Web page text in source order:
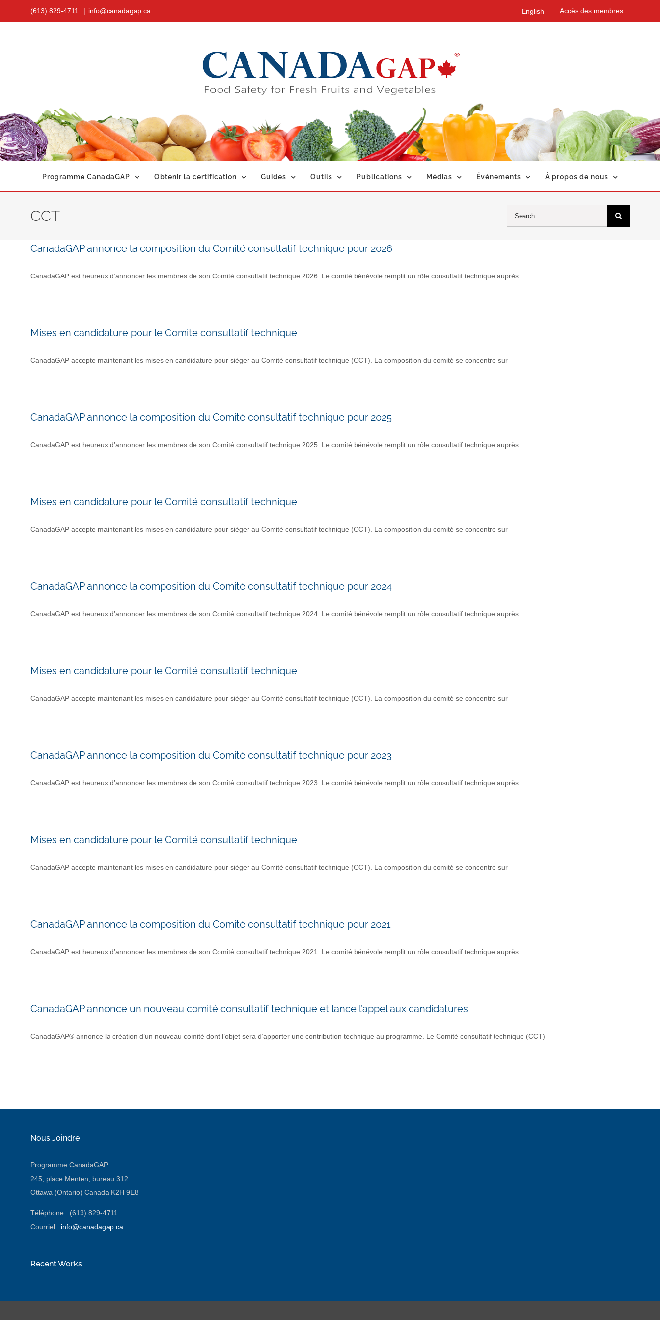
to
(613) 829-4711 | info@canadagap.ca English Accès des membres
Programme CanadaGAP Obtenir la certification Guides Outils Publications Médias Évènements À propos de nous
CCT
for:
CanadaGAP annonce la composition du Comité consultatif technique pour 2026
CanadaGAP est heureux d’annoncer les membres de son Comité consultatif technique 2026. Le comité bénévole remplit un rôle consultatif technique auprès
Mises en candidature pour le Comité consultatif technique
CanadaGAP accepte maintenant les mises en candidature pour siéger au Comité consultatif technique (CCT). La composition du comité se concentre sur
CanadaGAP annonce la composition du Comité consultatif technique pour 2025
CanadaGAP est heureux d’annoncer les membres de son Comité consultatif technique 2025. Le comité bénévole remplit un rôle consultatif technique auprès
Mises en candidature pour le Comité consultatif technique
CanadaGAP accepte maintenant les mises en candidature pour siéger au Comité consultatif technique (CCT). La composition du comité se concentre sur
CanadaGAP annonce la composition du Comité consultatif technique pour 2024
CanadaGAP est heureux d’annoncer les membres de son Comité consultatif technique 2024. Le comité bénévole remplit un rôle consultatif technique auprès
Mises en candidature pour le Comité consultatif technique
CanadaGAP accepte maintenant les mises en candidature pour siéger au Comité consultatif technique (CCT). La composition du comité se concentre sur
CanadaGAP annonce la composition du Comité consultatif technique pour 2023
CanadaGAP est heureux d’annoncer les membres de son Comité consultatif technique 2023. Le comité bénévole remplit un rôle consultatif technique auprès
Mises en candidature pour le Comité consultatif technique
CanadaGAP accepte maintenant les mises en candidature pour siéger au Comité consultatif technique (CCT). La composition du comité se concentre sur
CanadaGAP annonce la composition du Comité consultatif technique pour 2021
CanadaGAP est heureux d’annoncer les membres de son Comité consultatif technique 2021. Le comité bénévole remplit un rôle consultatif technique auprès
CanadaGAP annonce un nouveau comité consultatif technique et lance l’appel aux candidatures
CanadaGAP® annonce la création d’un nouveau comité dont l’objet sera d’apporter une contribution technique au programme. Le Comité consultatif technique (CCT)
Nous Joindre
Programme CanadaGAP
245, place Menten, bureau 312
Ottawa (Ontario) Canada K2H 9E8
Téléphone : (613) 829-4711
Courriel : info@canadagap.ca
Recent Works